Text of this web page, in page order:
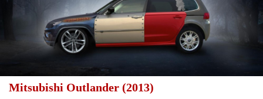
Mitsubishi Outlander (2013)